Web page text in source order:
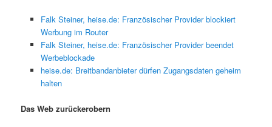
Falk Steiner, heise.de: Französischer Provider blockiert
Werbung im Router
Falk Steiner, heise.de: Französischer Provider beendet
Werbeblockade
heise.de: Breitbandanbieter dürfen Zugangsdaten geheim
halten
Das Web zurückerobern